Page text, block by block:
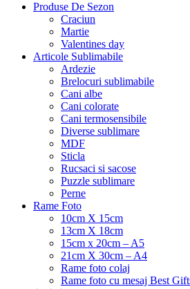
Produse De Sezon
Craciun
Martie
Valentines day
Articole Sublimabile
Ardezie
Brelocuri sublimabile
Cani albe
Cani colorate
Cani termosensibile
Diverse sublimare
MDF
Sticla
Rucsaci si sacose
Puzzle sublimare
Perne
Rame Foto
10cm X 15cm
13cm X 18cm
15cm x 20cm – A5
21cm X 30cm – A4
Rame foto colaj
Rame foto cu mesaj Best